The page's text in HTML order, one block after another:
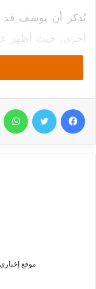
يُذكر أن يوسف قد
أخرى، حيث أظهر
المستويات.
الصعيدين الوطني
على الانخراط في
موقع